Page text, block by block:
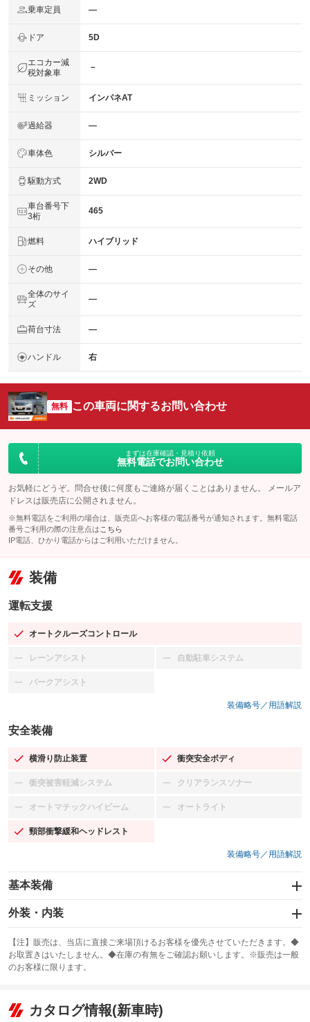
乗車定員 ―
ドア 5D
エコカー減
税対象車
－
ミッション インパネAT
過給器 ―
車体色 シルバー
駆動方式 2WD
車台番号下
3桁
465
燃料 ハイブリッド
その他 ―
全体のサイ
ズ
―
荷台寸法 ―
ハンドル 右
無料 この車両に関するお問い合わせ
まずは在庫確認・見積り依頼
無料電話でお問い合わせ
お気軽にどうぞ。問合せ後に何度もご連絡が届くことはありません。 メールア
ドレスは販売店に公開されません。
※無料電話をご利用の場合は、販売店へお客様の電話番号が通知されます。無料電話
番号ご利用の際の注意点は こちら
IP電話、ひかり電話からはご利用いただけません。
装備
運転支援
オートクルーズコントロール
：装備あり
レーンアシスト
：装備なし 自動駐車システム
：装備なし
パークアシスト
：装備なし
装備略号／用語解説
安全装備
横滑り防止装置
：装備あり 衝突安全ボディ
：装備あり
衝突被害軽減システム
：装備なし クリアランスソナー
：装備なし
オートマチックハイビーム
：装備なし オートライト
：装備なし
頸部衝撃緩和ヘッドレスト
：装備あり
装備略号／用語解説
基本装備
エアバッグ：運転席/助手席/サイド
：装備あり
：装備あり
サンルーフ
：装備なし ABS
リフトアップ
：装備なし
外装・内装
カーナビ：SDナビ
：装備あり
TV：フルセグ
：装備あり
ビジュアル
：装備なし
【注】販売は、当店に直接ご来場頂けるお客様を優先させていただきます。◆
お取置きはいたしません。◆在庫の有無をご確認お願いします。※販売は一般
のお客様に限ります。
カタログ情報(新車時)